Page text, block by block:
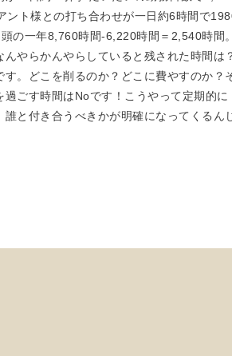
ト様との打ち合わせが一日約6時間で
の一年8,760時間-6,220時間＝2,540時間
やらかんやらしていると残された時間は
。どこを削るのか？どこに費やすのか？
ごす時間はNoです！こうやって定期的に
と付き合うべきかが明確になってくるん